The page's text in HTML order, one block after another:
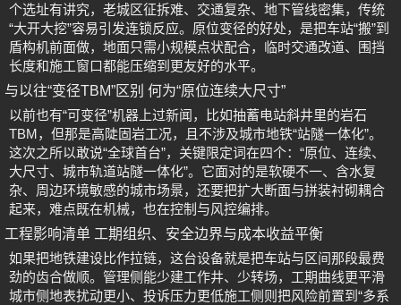
个选址有讲究，老城区征拆难、交通复杂、地下管线密集，传统
“大开大挖”容易引发连锁反应。原位变径的好处，是把车站“搬”到
盾构机前面做，地面只需小规模点状配合，临时交通改道、围挡
长度和施工窗口都能压缩到更友好的水平。
与以往“变径TBM”区别 何为“原位连续大尺寸”
以前也有“可变径”机器上过新闻，比如抽蓄电站斜井里的岩石
TBM，但那是高陡固岩工况，且不涉及城市地铁“站隧一体化”。
这次之所以敢说“全球首台”，关键限定词在四个：“原位、连续、
大尺寸、城市轨道站隧一体化”。它面对的是软硬不一、含水复
杂、周边环境敏感的城市场景，还要把扩大断面与拼装衬砌耦合
起来，难点既在机械，也在控制与风控编排。
工程影响清单 工期组织、安全边界与成本收益平衡
如果把地铁建设比作拉链，这台设备就是把车站与区间那段最费
劲的齿合做顺。管理侧能少建工作井、少转场，工期曲线更平滑
城市侧地表扰动更小、投诉压力更低施工侧则把风险前置到“多系